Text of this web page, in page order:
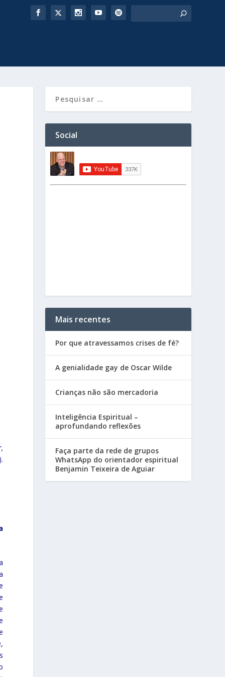
Social
Mais recentes
Por que atravessamos crises de fé?
A genialidade gay de Oscar Wilde
Crianças não são mercadoria
Inteligência Espiritual –
aprofundando reflexões
Faça parte da rede de grupos
WhatsApp do orientador espiritual
Benjamin Teixeira de Aguiar